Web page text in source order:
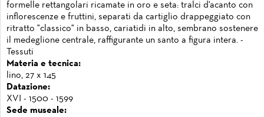
formelle rettangolari ricamate in oro e seta: tralci d'acanto con
inflorescenze e fruttini, separati da cartiglio drappeggiato con
ritratto "classico" in basso, cariatidi in alto, sembrano sostenere
il medeglione centrale, raffigurante un santo a figura intera. -
Tessuti
Materia e tecnica:
lino, 27 x 145
Datazione:
XVI - 1500 - 1599
Sede museale: